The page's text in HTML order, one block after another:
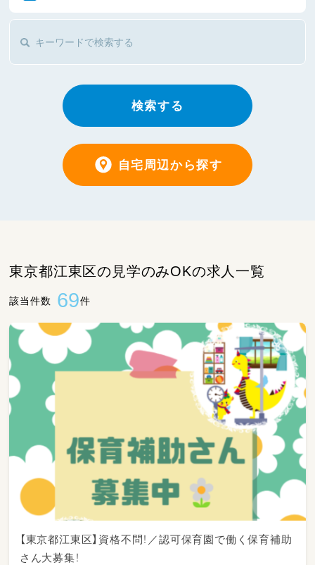
検索する
自宅周辺から探す
東京都江東区の見学のみOKの求人一覧
該当件数 69件
【東京都江東区】資格不問！／認可保育園で働く保育補助
さん大募集！